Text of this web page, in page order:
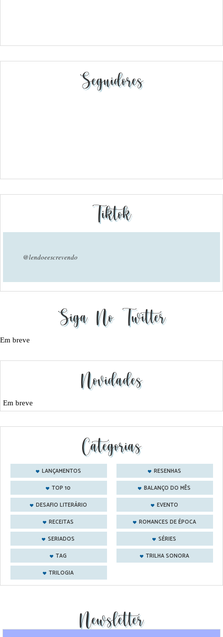
Seguidores
Tiktok
@lendoeescrevendo
Siga No Twitter
Em breve
Novidades
Em breve
Categorias
LANÇAMENTOS
RESENHAS
TOP 10
BALANÇO DO MÊS
DESAFIO LITERÁRIO
EVENTO
RECEITAS
ROMANCES DE ÉPOCA
SERIADOS
SÉRIES
TAG
TRILHA SONORA
TRILOGIA
Newsletter